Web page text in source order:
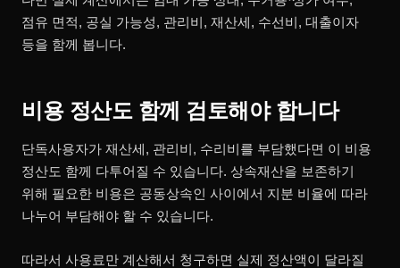
점유 면적, 공실 가능성, 관리비, 재산세, 수선비, 대출이자
등을 함께 봅니다.
비용 정산도 함께 검토해야 합니다
단독사용자가 재산세, 관리비, 수리비를 부담했다면 이 비용
정산도 함께 다투어질 수 있습니다. 상속재산을 보존하기
위해 필요한 비용은 공동상속인 사이에서 지분 비율에 따라
나누어 부담해야 할 수 있습니다.
따라서 사용료만 계산해서 청구하면 실제 정산액이 달라질